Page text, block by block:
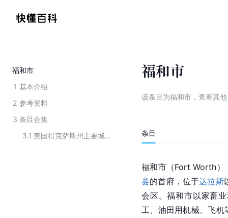
福和市
1 基本介绍
2 参考资料
3 条目合集
3.1
美国得克萨斯州主要城市
福和市
该条目为福和市 ， 查看其
条目
福和市（Fort Worth）
县的首府，位于达拉斯
会区。福和市以家畜
工、油田用机械、飞